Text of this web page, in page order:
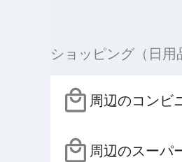
ショッピング（日用
周辺のコンビ
周辺のスーパ